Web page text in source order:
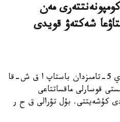
مەن
شەكتەۋ قويدى
استانا. KAZINFORM - قىتاي 5-تامىزدان باستاپ ا ق ش-قا
قوسارلى ماقساتتاعى
كۇشەيتتى. بۇل تۋرالى ق ح ر